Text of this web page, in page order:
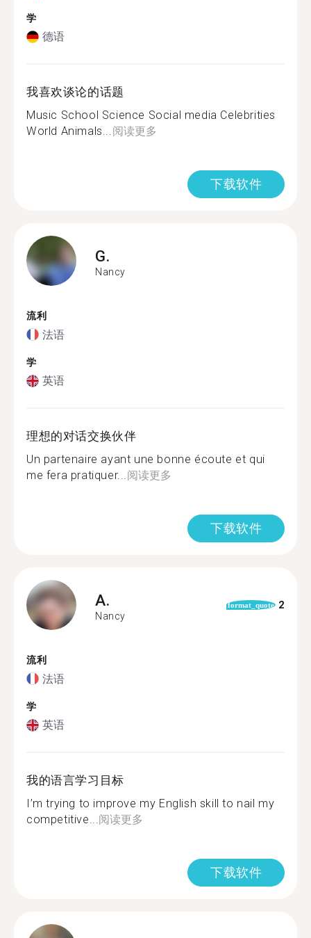
学
德语
我喜欢谈论的话题
Music School Science Social media Celebrities
World Animals...阅读更多
下载软件
G.
Nancy
流利
法语
学
英语
理想的对话交换伙伴
Un partenaire ayant une bonne écoute et qui
me fera pratiquer...阅读更多
下载软件
A.
Nancy
format_quote 2
流利
法语
学
英语
我的语言学习目标
I’m trying to improve my English skill to nail my
competitive...阅读更多
下载软件